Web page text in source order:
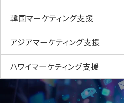
韓国マーケティング支援
アジアマーケティング支援
ハワイマーケティング支援